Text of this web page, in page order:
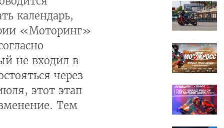
календарь,
«Моторинг»
не входил в
через
этот этап
Тем